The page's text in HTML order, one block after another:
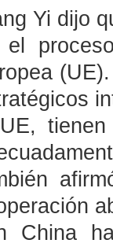
Yi dijo
el
China